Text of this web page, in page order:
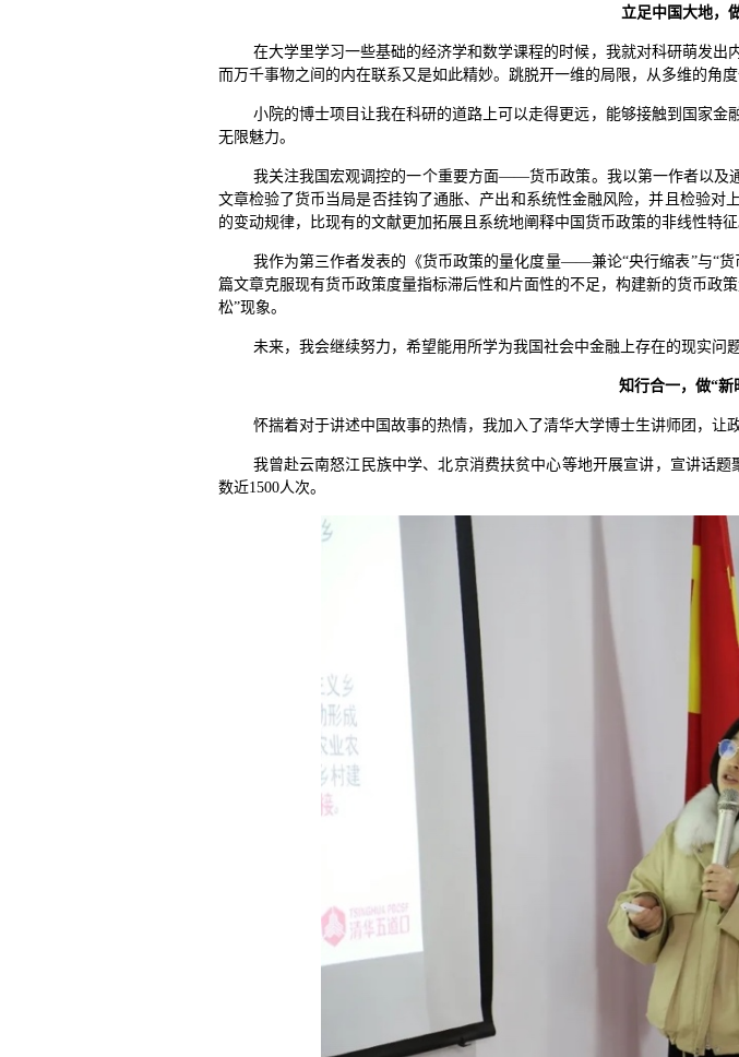
立足中国大地，
在大学里学习一些基础的经济学和数学课程的时候，我就对科研萌发出
而万千事物之间的内在联系又是如此精妙。跳脱开一维的局限，从多维的角
小院的博士项目让我在科研的道路上可以走得更远，能够接触到国家
无限魅力。
我关注我国宏观调控的一个重要方面——货币政策。我以第一作者以及
文章检验了货币当局是否挂钩了通胀、产出和系统性金融风险，并且检验
的变动规律，比现有的文献更加拓展且系统地阐释中国货币政策的非线性特征
我作为第三作者发表的《货币政策的量化度量——兼论“央行缩表”与“
篇文章克服现有货币政策度量指标滞后性和片面性的不足，构建新的货币政
松”现象。
未来，我会继续努力，希望能用所学为我国社会中金融上存在的现实问
知行合一，做“新
怀揣着对于讲述中国故事的热情，我加入了清华大学博士生讲师团，让
我曾赴云南怒江民族中学、北京消费扶贫中心等地开展宣讲，宣讲话
数近1500人次。